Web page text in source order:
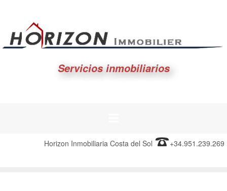
Servicios inmobiliarios
Horizon Inmobiliaria Costa del Sol +34.951.239.269